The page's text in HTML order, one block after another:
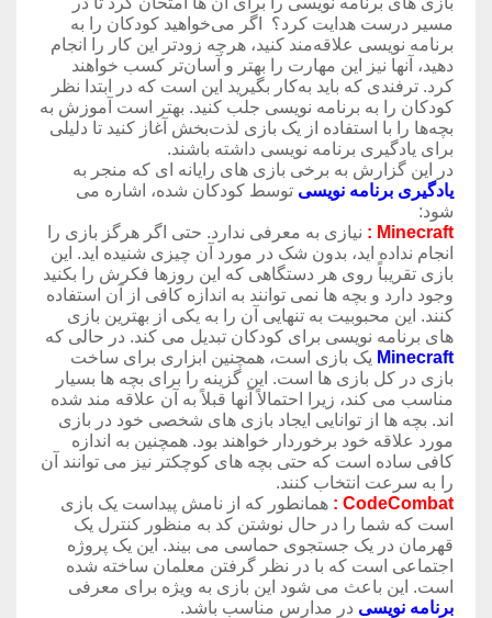
مسیر درست هدایت کرد؟ اگر می‌خواهید کودکان را به
برنامه نویسی علاقه‌مند کنید، هرچه زودتر این کار را انجام
دهید، آنها نیز این مهارت را بهتر و آسان‌تر کسب خواهند
کرد. ترفندی که باید به‌کار بگیرید این است که در ابتدا نظر
کودکان را به برنامه نویسی جلب کنید. بهتر است آموزش به
بچه‌ها را با استفاده از یک بازی لذت‌بخش آغاز کنید تا دلیلی
برای یادگیری برنامه نویسی داشته باشند.
در این گزارش به برخی بازی های رایانه ای که منجر به
یادگیری برنامه نویسی توسط کودکان شده، اشاره می
شود:
Minecraft
: نیازی به معرفی ندارد. حتی اگر هرگز بازی را
انجام نداده اید، بدون شک در مورد آن چیزی شنیده اید. این
بازی تقریباً روی هر دستگاهی که این روزها فکرش را بکنید
وجود دارد و بچه ها نمی توانند به اندازه کافی از آن استفاده
کنند. این محبوبیت به تنهایی آن را به یکی از بهترین بازی
های برنامه نویسی برای کودکان تبدیل می کند. در حالی که
Minecraft یک بازی است، همچنین ابزاری برای ساخت
بازی در کل بازی ها است. این گزینه را برای بچه ها بسیار
مناسب می کند، زیرا احتمالاً آنها قبلاً به آن علاقه مند شده
اند. بچه ها از توانایی ایجاد بازی های شخصی خود در بازی
مورد علاقه خود برخوردار خواهند بود. همچنین به اندازه
کافی ساده است که حتی بچه های کوچکتر نیز می توانند آن
را به سرعت انتخاب کنند.
CodeCombat
: همانطور که از نامش پیداست یک بازی
است که شما را در حال نوشتن کد به منظور کنترل یک
قهرمان در یک جستجوی حماسی می بیند. این یک پروژه
اجتماعی است که با در نظر گرفتن معلمان ساخته شده
است. این باعث می شود این بازی به ویژه برای معرفی
برنامه نویسی در مدارس مناسب باشد.